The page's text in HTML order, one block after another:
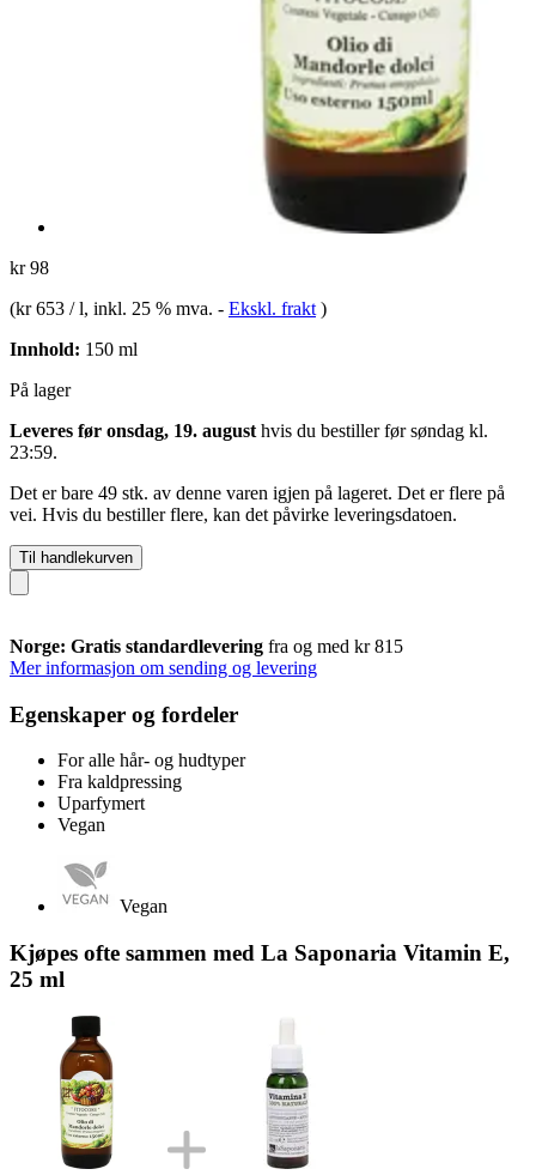
kr 98
(kr 653 / l, inkl. 25 % mva. - Ekskl. frakt )
Innhold: 150 ml
På lager
Leveres før onsdag, 19. august hvis du bestiller førsøndag kl.
23:59.
Det er bare 49 stk. av denne varen igjen på lageret. Det er flere på
vei. Hvis du bestiller flere, kan det påvirke leveringsdatoen.
Til handlekurven
Norge: Gratis standardlevering fra og med kr 815
Mer informasjon om sending og levering
Egenskaper og fordeler
For alle hår- og hudtyper
Fra kaldpressing
Uparfymert
Vegan
Vegan
Kjøpes ofte sammen med La Saponaria Vitamin E,
25 ml